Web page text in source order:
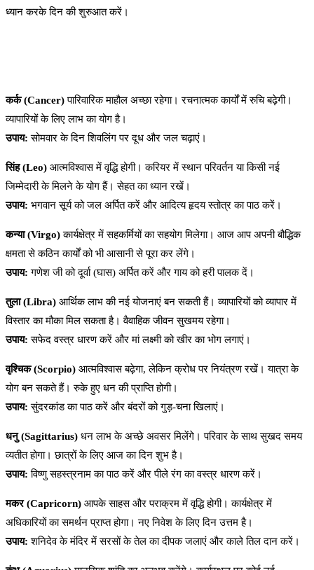
ध्यान करके दिन की शुरुआत करें।
कर्क (Cancer)पारिवारिक माहौल अच्छा रहेगा। रचनात्मक कार्यों में रुचि बढ़ेगी।
व्यापारियों के लिए लाभ का योग है।
उपाय: सोमवार के दिन शिवलिंग पर दूध और जल चढ़ाएं।
सिंह (Leo) आत्मविश्वास में वृद्धि होगी। करियर में स्थान परिवर्तन या किसी नई
जिम्मेदारी के मिलने के योग हैं। सेहत का ध्यान रखें।
उपाय: भगवान सूर्य को जल अर्पित करें और आदित्य हृदय स्तोत्र का पाठ करें।
कन्या (Virgo)कार्यक्षेत्र में सहकर्मियों का सहयोग मिलेगा। आज आप अपनी बौद्धिक
क्षमता से कठिन कार्यों को भी आसानी से पूरा कर लेंगे।
उपाय: गणेश जी को दूर्वा (घास) अर्पित करें और गाय को हरी पालक दें।
तुला (Libra) आर्थिक लाभ की नई योजनाएं बन सकती हैं। व्यापारियों को व्यापार में
विस्तार का मौका मिल सकता है। वैवाहिक जीवन सुखमय रहेगा।
उपाय: सफेद वस्त्र धारण करें और मां लक्ष्मी को खीर का भोग लगाएं।
वृश्चिक (Scorpio) आत्मविश्वास बढ़ेगा, लेकिन क्रोध पर नियंत्रण रखें। यात्रा के
योग बन सकते हैं। रुके हुए धन की प्राप्ति होगी।
उपाय: सुंदरकांड का पाठ करें और बंदरों को गुड़-चना खिलाएं।
धनु (Sagittarius) धन लाभ के अच्छे अवसर मिलेंगे। परिवार के साथ सुखद समय
व्यतीत होगा। छात्रों के लिए आज का दिन शुभ है।
उपाय: विष्णु सहस्त्रनाम का पाठ करें और पीले रंग का वस्त्र धारण करें।
मकर (Capricorn) आपके साहस और पराक्रम में वृद्धि होगी। कार्यक्षेत्र में
अधिकारियों का समर्थन प्राप्त होगा। नए निवेश के लिए दिन उत्तम है।
उपाय:शनिदेव के मंदिर में सरसों के तेल का दीपक जलाएं और काले तिल दान करें।